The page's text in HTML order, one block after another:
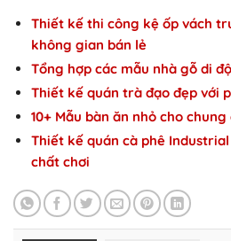
Thiết kế thi công kệ ốp vách
không gian bán lẻ
Tổng hợp các mẫu nhà gỗ di
Thiết kế quán trà đạo đẹp với
10+ Mẫu bàn ăn nhỏ cho
Thiết kế quán cà phê
chất chơi